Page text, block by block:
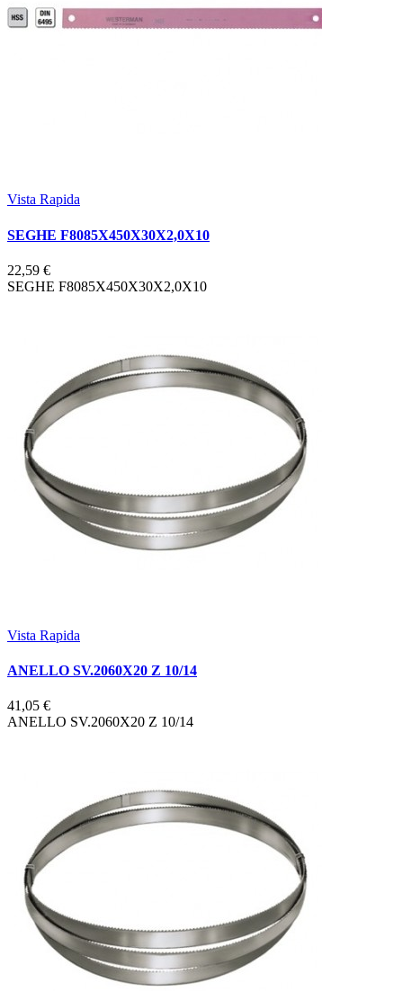
Vista Rapida
SEGHE F8085X450X30X2,0X10
22,59 €
SEGHE F8085X450X30X2,0X10
Vista Rapida
ANELLO SV.2060X20 Z 10/14
41,05 €
ANELLO SV.2060X20 Z 10/14